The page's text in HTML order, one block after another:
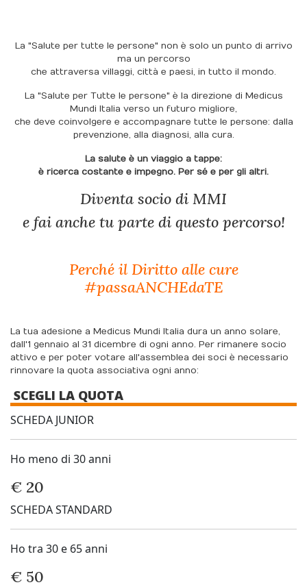
La "Salute per tutte le persone" non è solo un punto di arrivo
ma un percorso
che attraversa villaggi, città e paesi, in tutto il mondo.
La "Salute per Tutte le persone" è la direzione di Medicus
Mundi Italia verso un futuro migliore,
che deve coinvolgere e accompagnare tutte le persone: dalla
prevenzione, alla diagnosi, alla cura.
La salute è un viaggio a tappe:
è ricerca costante e impegno. Per sé e per gli altri.
Diventa socio di MMI
e fai anche tu parte di questo percorso!
Perché il Diritto alle cure
#passaANCHEdaTE
La tua adesione a Medicus Mundi Italia dura un anno solare,
dall'1 gennaio al 31 dicembre di ogni anno. Per rimanere socio
attivo e per poter votare all'assemblea dei soci è necessario
rinnovare la quota associativa ogni anno:
SCEGLI LA QUOTA
SCHEDA JUNIOR
Ho meno di 30 anni
€ 20
SCHEDASTANDARD
Ho tra 30 e 65 anni
€ 50